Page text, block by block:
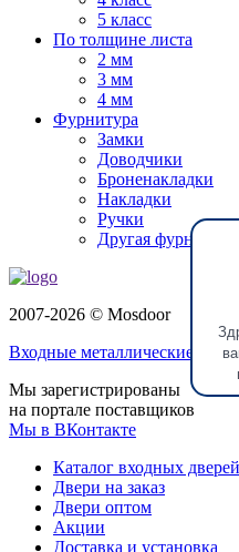
5 класс
По толщине листа
2 мм
3 мм
4 мм
Фурнитура
Замки
Доводчики
Броненакладки
Накладки
Ручки
Другая фурнитура
2007-2026 © Mosdoor
Входные металлические
Мы зарегистрированы
на портале поставщиков
Мы в ВКонтакте
Каталог входных дверей
Двери на заказ
Двери оптом
Акции
Доставка и установка